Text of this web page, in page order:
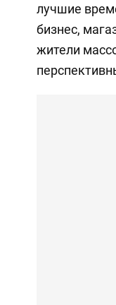
лучшие
бизнес,
жители